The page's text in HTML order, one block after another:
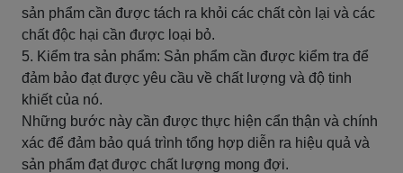
sản phẩm cần được tách ra khỏi các chất còn lại và các
chất độc hại cần được loại bỏ.
5. Kiểm tra sản phẩm: Sản phẩm cần được kiểm tra để
đảm bảo đạt được yêu cầu về chất lượng và độ tinh
khiết của nó.
Những bước này cần được thực hiện cẩn thận và chính
xác để đảm bảo quá trình tổng hợp diễn ra hiệu quả và
sản phẩm đạt được chất lượng mong đợi.